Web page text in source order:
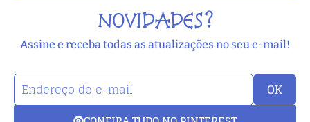
NOVIDADES?
Assine e receba todas as atualizações no seu e-mail!
OK